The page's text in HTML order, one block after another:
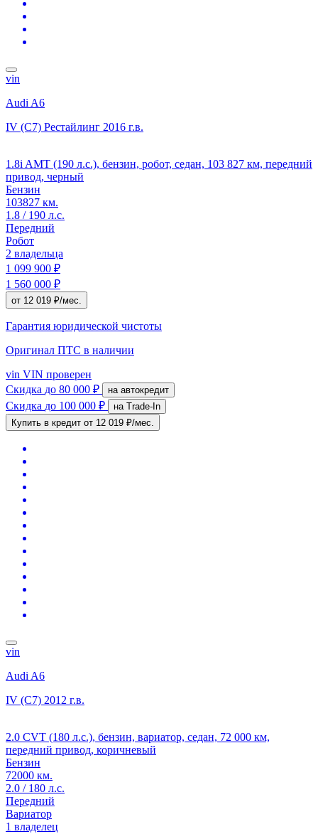
vin
Audi A6
IV (C7) Рестайлинг 2016 г.в.
1.8i AMT (190 л.с.), бензин, робот, седан, 103 827 км, передний
привод, черный
Бензин
103827 км.
1.8 / 190 л.с.
Передний
Робот
2 владельца
1 099 900 ₽
1 560 000 ₽
от 12 019 ₽/мес.
Гарантия юридической чистоты
Оригинал ПТС в наличии
vin VIN проверен
Скидка до 80 000 ₽ на автокредит
Скидка до 100 000 ₽
на Trade-In
Купить в кредит от 12 019 ₽/мес.
vin
Audi A6
IV (C7) 2012 г.в.
2.0 CVT (180 л.с.), бензин, вариатор, седан, 72 000 км,
передний привод, коричневый
Бензин
72000 км.
2.0 / 180 л.с.
Передний
Вариатор
1 владелец